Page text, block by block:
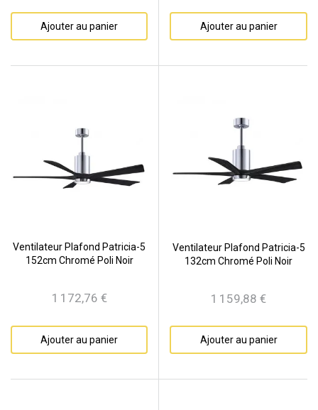
Ajouter au panier Ajouter au panier
Ventilateur Plafond Patricia-5
152cm Chromé Poli Noir
Prix
1 172,76 €
Ajouter au panier
Ventilateur Plafond Patricia-5
132cm Chromé Poli Noir
Prix
1 159,88 €
Ajouter au panier